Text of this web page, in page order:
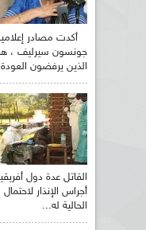
أكدت مصادر إعلامية
جونسون سيرليف ،
الذين يرفضون
القاتل عدة دول
أجراس الإنذار
الحالية له...